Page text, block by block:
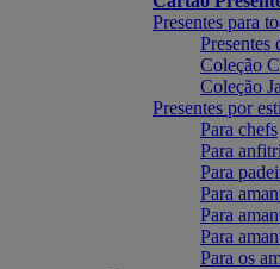
Presentes para
Presentes
Coleção
Coleção
Presentes por
Para chefs
Para
Para
Para
Para
Para
Para os